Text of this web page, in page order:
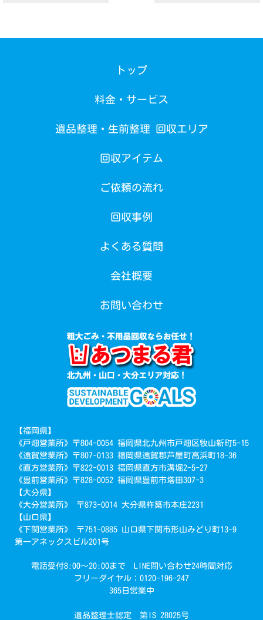
トップ
料金・サービス
遺品整理・生前整理 回収エリア
回収アイテム
ご依頼の流れ
回収事例
よくある質問
会社概要
お問い合わせ
【福岡県】
《戸畑営業所》〒804-0054 福岡県北九州市戸畑区牧山新町5-15
《遠賀営業所》〒807-0133 福岡県遠賀郡芦屋町高浜町18-36
《直方営業所》〒822-0013 福岡県直方市溝堀2-5-27
《豊前営業所》〒828-0052 福岡県豊前市塔田307-3
【大分県】
《大分営業所》 〒873-0014 大分県杵築市本庄2231
【山口県】
《下関営業所》 〒751-0885 山口県下関市形山みどり町13-9
第一アネックスビル201号
電話受付8:00～20:00まで LINE問い合わせ24時間対応
フリーダイヤル：0120-196-247
365日営業中
遺品整理士認定 第IS 28025号